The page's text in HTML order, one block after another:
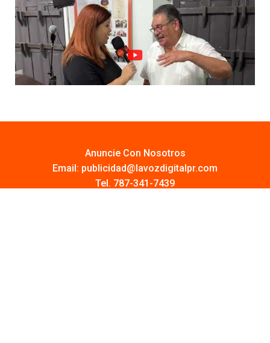
Anuncie Con Nosotros
Email: publicidad@lavozdigitalpr.com
Tel. 787-341-7439